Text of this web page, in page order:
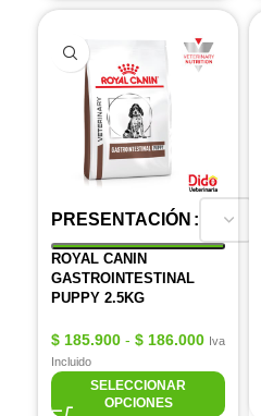
PRESENTACIÓN
ROYAL CANIN
GASTROINTESTINAL
PUPPY 2.5KG
$ 185.900 - $ 186.000 Iva
Incluido
SELECCIONAR
OPCIONES